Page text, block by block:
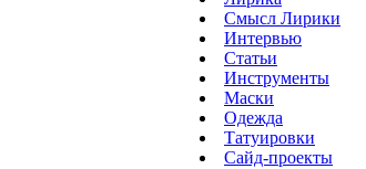
Смысл Лирики
Интервью
Статьи
Инструменты
Маски
Одежда
Татуировки
Сайд-проекты